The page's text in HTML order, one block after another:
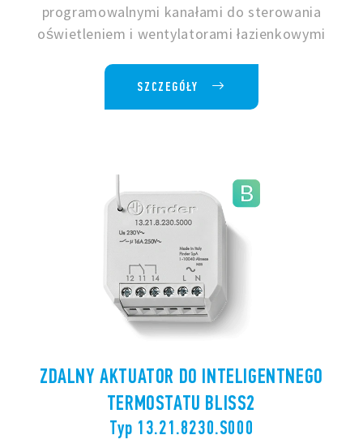
programowalnymi kanałami do sterowania
oświetleniem i wentylatorami łazienkowymi
SZCZEGÓŁY
ZDALNY AKTUATOR DO INTELIGENTNEGO
TERMOSTATU BLISS2
Typ 13.21.8230.S000